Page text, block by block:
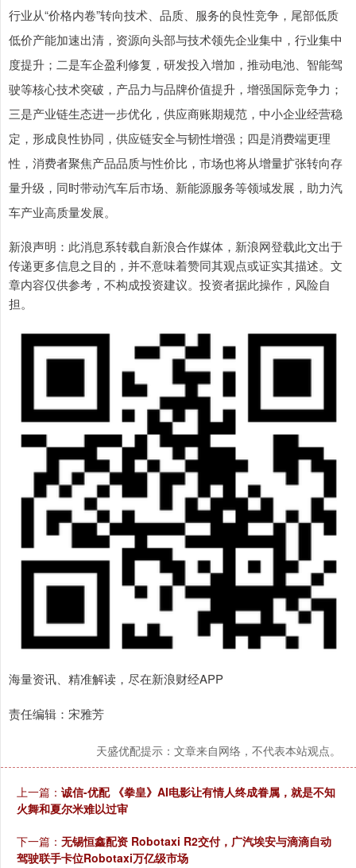
行业从“价格内卷”转向技术、品质、服务的良性竞争，尾部低质
低价产能加速出清，资源向头部与技术领先企业集中，行业集中
度提升；二是车企盈利修复，研发投入增加，推动电池、智能驾
驶等核心技术突破，产品力与品牌价值提升，增强国际竞争力；
三是产业链生态进一步优化，供应商账期规范，中小企业经营稳
定，形成良性协同，供应链安全与韧性增强；四是消费端更理
性，消费者聚焦产品品质与性价比，市场也将从增量扩张转向存
量升级，同时带动汽车后市场、新能源服务等领域发展，助力汽
车产业高质量发展。
新浪声明：此消息系转载自新浪合作媒体，新浪网登载此文出于
传递更多信息之目的，并不意味着赞同其观点或证实其描述。文
章内容仅供参考，不构成投资建议。投资者据此操作，风险自
担。
海量资讯、精准解读，尽在新浪财经APP
责任编辑：宋雅芳
天盛优配提示：文章来自网络，不代表本站观点。
上一篇： 诚信-优配 《拳皇》AI电影让有情人终成眷属，就是不知
火舞和夏尔米难以过审
下一篇： 无锡恒鑫配资 Robotaxi R2交付，广汽埃安与滴滴自动
驾驶联手卡位Robotaxi万亿级市场